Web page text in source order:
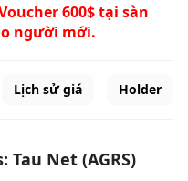
600$ tại sàn
người mới.
Lịch sử giá Holder
Tau Net (AGRS)